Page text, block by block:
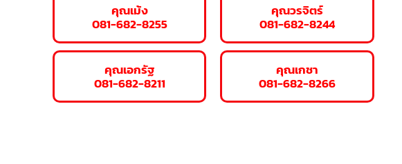
คุณเม้ง
081-682-8255
คุณเอกรัฐ
081-682-8211
คุณวรจิตร์
081-682-8244
คุณเกชา
081-682-8266